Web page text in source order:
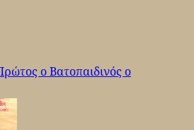
ο Βατοπαιδινός ο